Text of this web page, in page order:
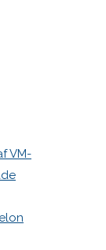
VM-